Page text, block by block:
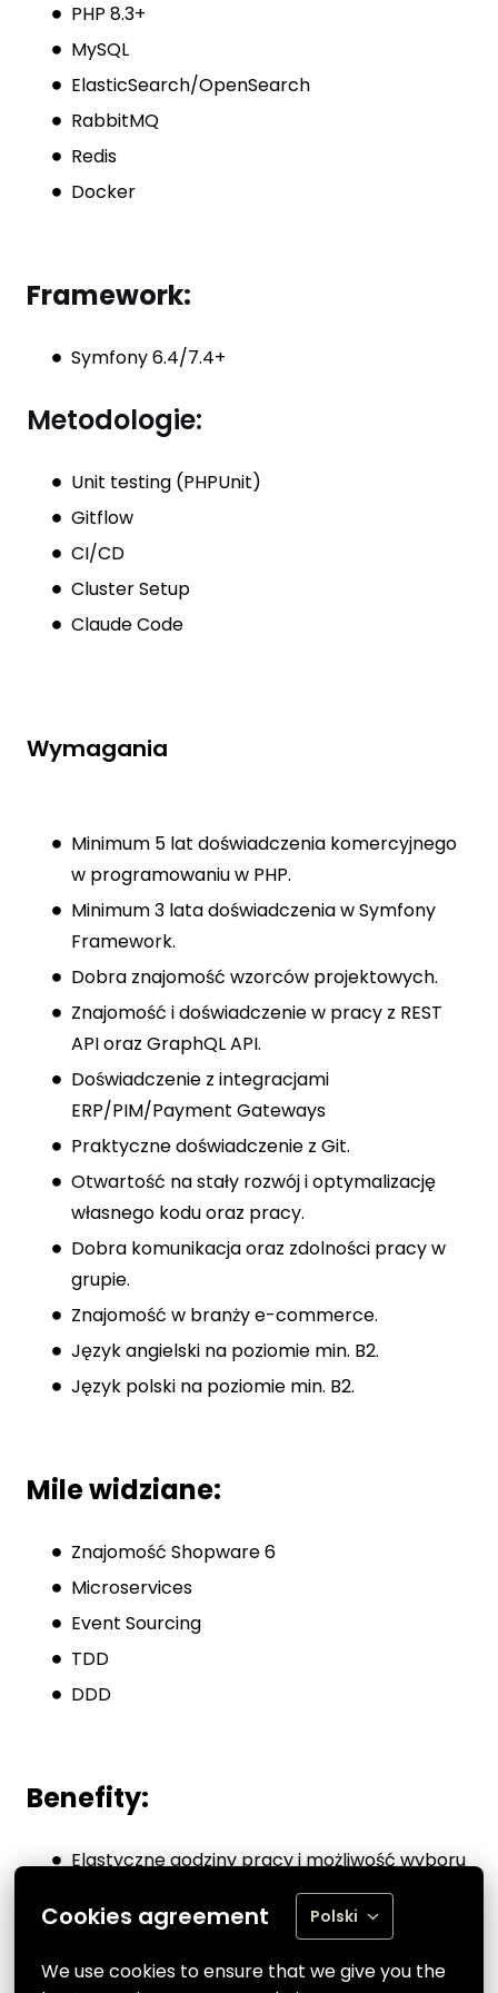
Cookies agreement Polski
We use cookies to ensure that we give you the
PHP 8.3+
MySQL
ElasticSearch/OpenSearch
RabbitMQ
Redis
Docker
Framework:
Symfony 6.4/7.4+
Metodologie:
Unit testing (PHPUnit)
Gitflow
CI/CD
Cluster Setup
Claude Code
Wymagania
Minimum 5 lat doświadczenia komercyjnego
w programowaniu w PHP.
Minimum 3 lata doświadczenia w Symfony
Framework.
Dobra znajomość wzorców projektowych.
Znajomość i doświadczenie w pracy z REST
API oraz GraphQL API.
Doświadczenie z integracjami
ERP/PIM/Payment Gateways
Praktyczne doświadczenie z Git.
Otwartość na stały rozwój i optymalizację
własnego kodu oraz pracy.
Dobra komunikacja oraz zdolności pracy w
grupie.
Znajomość w branży e-commerce.
Język angielski na poziomie min. B2.
Język polski na poziomie min. B2.
Mile widziane:
Znajomość Shopware 6
Microservices
Event Sourcing
TDD
DDD
Benefity:
Elastyczne godziny pracy i możliwość wyboru
miejsca pracy (zdalnie lub z biura).
3 godziny na Twój rozwój tygodniowo.
Prywatna opieka medyczna.